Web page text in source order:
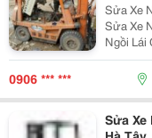
Sửa Xe
Sửa Xe
Ngồi Lái Các
Diesel, Xăng, Gas 2. Sửa
Và
0906 *** ***
Sửa Xe